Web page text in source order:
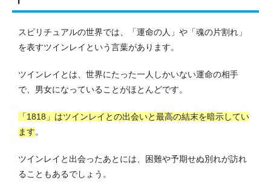
スピリチュアルの世界では、「運命の人」や「魂の片割れ」
を表すツインレイという言葉があります。
ツインレイとは、世界にたった一人しかいない運命の相手
で、男女になっていることがほとんどです。
「1818」はツインレイとの出会いと最高の結末を暗示してい
ます。
ツインレイと出会ったあとには、困難や予期せぬ別れが訪れ
ることもあるでしょう。